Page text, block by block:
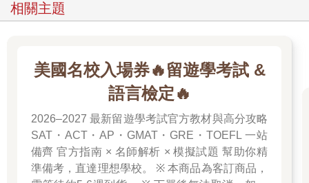
相關主題
美國名校入場券🔥留遊學考試 &
語言檢定🔥
2026–2027 最新留遊學考試官方教材與高分攻略
SAT・ACT・AP・GMAT・GRE・TOEFL 一站
備齊 官方指南 × 名師解析 × 模擬試題 幫助你精
準備考，直達理想學校。 ※ 本商品為客訂商品，